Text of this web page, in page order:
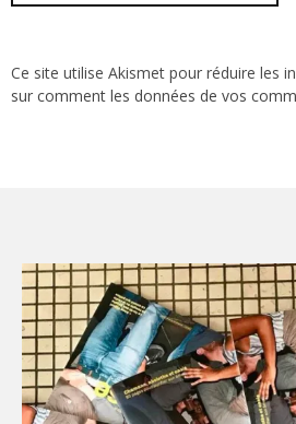
Ce site utilise Akismet pour réduire les
sur comment les données de vos